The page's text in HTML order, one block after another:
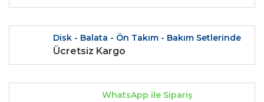
Disk - Balata - Ön Takım - Bakım Setlerinde
Ücretsiz Kargo
WhatsApp ile Sipariş